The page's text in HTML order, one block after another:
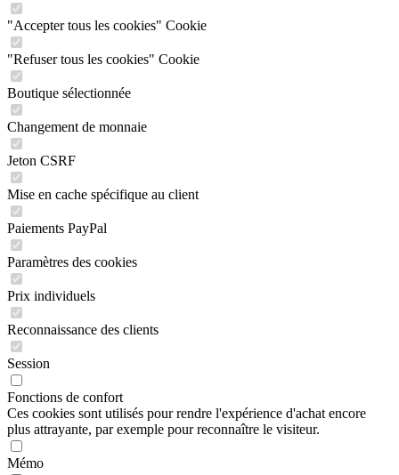
"Accepter tous les cookies" Cookie
"Refuser tous les cookies" Cookie
Boutique sélectionnée
Changement de monnaie
Jeton CSRF
Mise en cache spécifique au client
Paiements PayPal
Paramètres des cookies
Prix individuels
Reconnaissance des clients
Session
Fonctions de confort
Ces cookies sont utilisés pour rendre l'expérience d'achat encore
plus attrayante, par exemple pour reconnaître le visiteur.
Mémo